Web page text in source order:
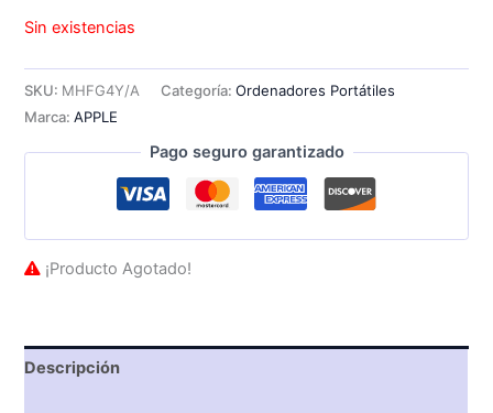
Sin existencias
SKU: MHFG4Y/A Categoría:Ordenadores Portátiles
Marca:APPLE
Pago seguro garantizado
¡Producto Agotado!
Descripción